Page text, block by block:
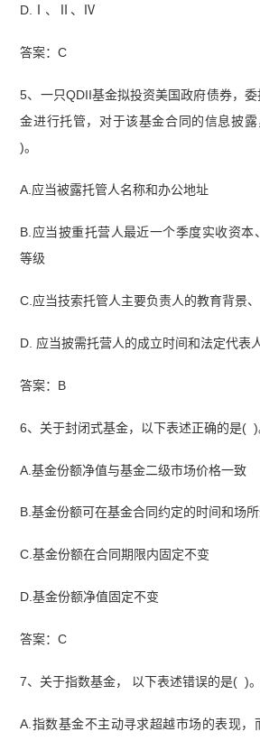
D.Ⅰ、Ⅱ、Ⅳ
答案：C
5、一只QDII基金拟投资美国政府债券，
金进行托管，对于该基金合同的信息披
)。
A.应当被露托管人名称和办公地址
B.应当披重托营人最近一个季度实收资本
等级
C.应当技索托管人主要负责人的教育背景
D. 应当披需托营人的成立时间和法定代表
答案：B
6、关于封闭式基金，以下表述正确的是( )
A.基金份额净值与基金二级市场价格一致
B.基金份额可在基金合同约定的时间和场
C.基金份额在合同期限内固定不变
D.基金份额净值固定不变
答案：C
7、关于指数基金， 以下表述错误的是( )。
A.指数基金不主动寻求超越市场的表现，